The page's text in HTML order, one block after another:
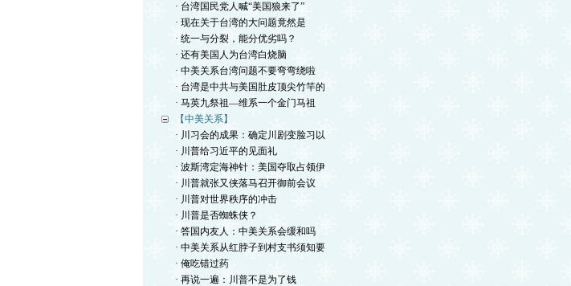
· 台湾国民党人喊“美国狼来了”
· 现在关于台湾的大问题竟然是
· 统一与分裂，能分优劣吗？
· 还有美国人为台湾白烧脑
· 中美关系台湾问题不要弯弯绕啦
· 台湾是中共与美国肚皮顶尖竹竿的
· 马英九祭祖—维系一个金门马祖
【中美关系】
· 川习会的成果：确定川剧变脸习以
· 川普给习近平的见面礼
· 波斯湾定海神针：美国夺取占领伊
· 川普就张又侠落马召开御前会议
· 川普对世界秩序的冲击
· 川普是否蜘蛛侠？
· 答国内友人：中美关系会缓和吗
· 中美关系从红脖子到村支书须知要
· 俺吃错过药
· 再说一遍：川普不是为了钱